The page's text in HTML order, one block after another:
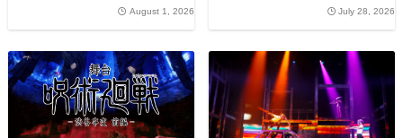
August 1, 2026 July 28, 2026